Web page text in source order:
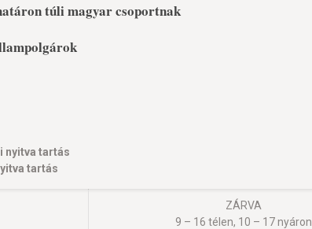
túli magyar csoportnak
nyitva tartás
tartás
ZÁRVA
9 – 16 télen, 10 – 17 nyáron